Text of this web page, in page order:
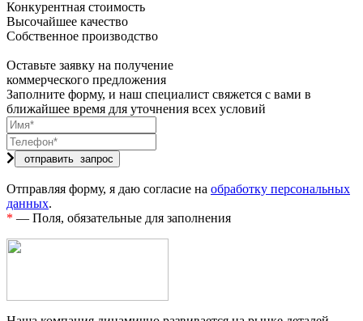
Конкурентная стоимость
Высочайшее качество
Собственное производство
Оставьте заявку на получение
коммерческого предложения
Заполните форму, и наш специалист свяжется с вами в
ближайшее время для уточнения всех условий
Отправляя форму, я даю согласие на обработку персональных
данных.
* — Поля, обязательные для заполнения